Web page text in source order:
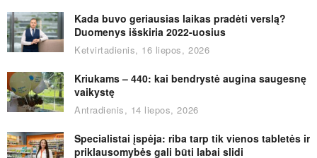
Kada buvo geriausias laikas pradėti verslą?
Duomenys išskiria 2022-uosius
Ketvirtadienis, 16 liepos, 2026
Kriukams – 440: kai bendrystė augina saugesnę
vaikystę
Antradienis, 14 liepos, 2026
Specialistai įspėja: riba tarp tik vienos tabletės ir
priklausomybės gali būti labai slidi